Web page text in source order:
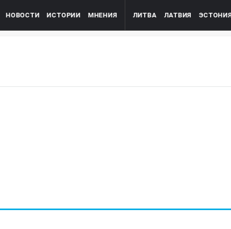
НОВОСТИ ИСТОРИИ МНЕНИЯ ЛИТВА ЛАТВИЯ